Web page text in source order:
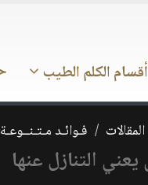
أقسام الكلم الطيب
فـوائـد مـتـنــوعـة
التنازل عنها